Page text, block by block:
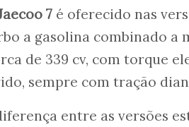
7 é oferecido nas
a gasolina combinado
de 339 cv, com torque
sempre com tração
entre as versões